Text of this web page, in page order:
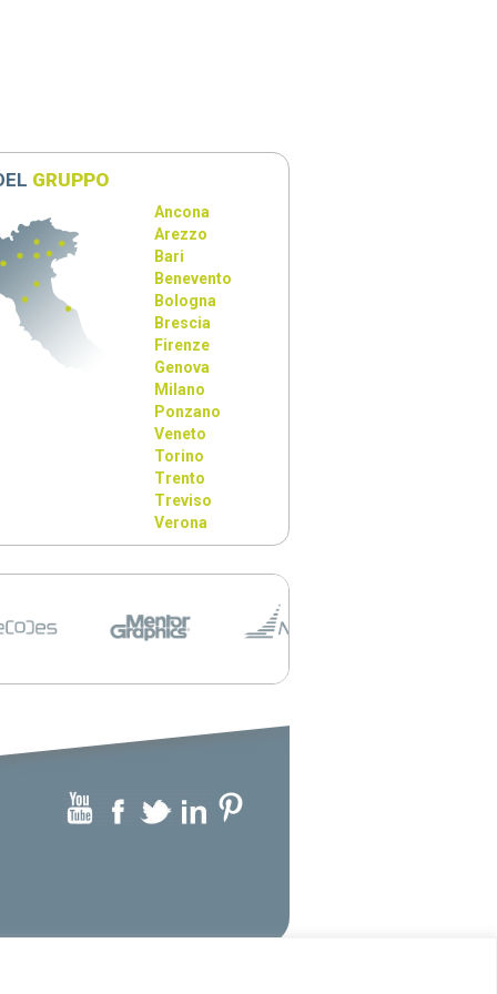
GRUPPO
Ancona
Arezzo
Bari
Benevento
Bologna
Brescia
Firenze
Genova
Milano
Ponzano
Veneto
Torino
Trento
Treviso
Verona